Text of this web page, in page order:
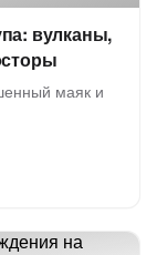
вулканы,
маяк и